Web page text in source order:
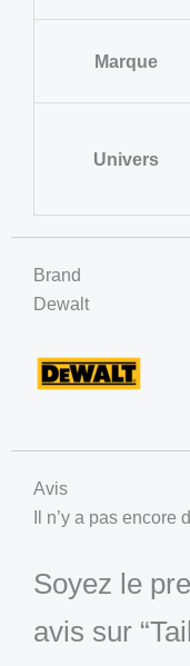
Marque
Univers
Brand
Dewalt
Avis
Il n’y a pas encore
Soyez le
avis sur